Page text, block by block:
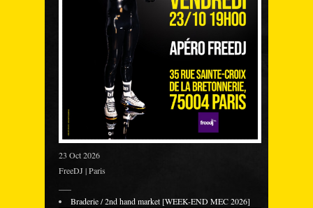
23 Oct 2026
FreeDJ | Paris
Braderie / 2nd hand market [WEEK-END MEC 2026]